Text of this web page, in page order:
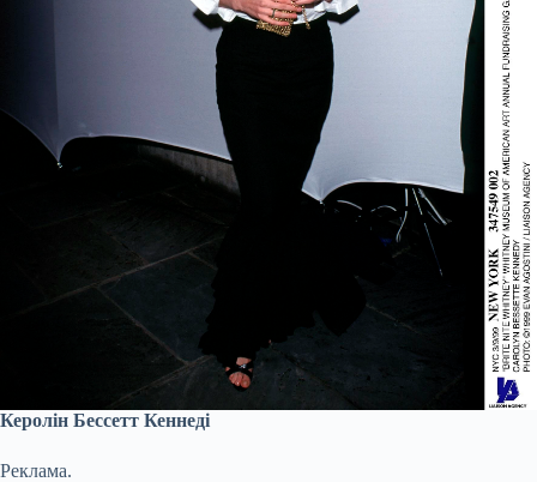
Керолін Бессетт Кеннеді
Реклама.